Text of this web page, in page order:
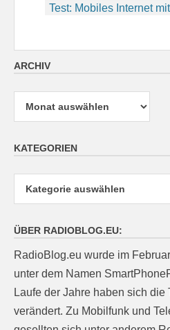
Test: Mobiles Internet
ARCHIV
Archiv
KATEGORIEN
Kategorien
ÜBER RADIOBLOG.EU:
RadioBlog.eu wurde im
unter dem Namen
Laufe der Jahre haben sich
verändert. Zu Mobilfunk und